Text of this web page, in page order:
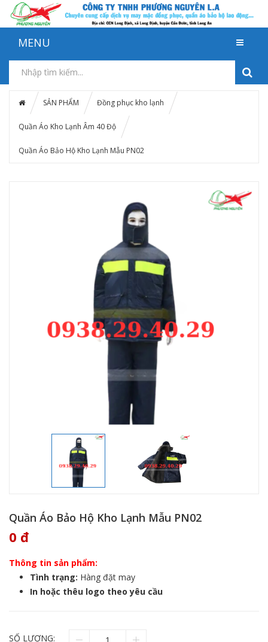
MENU
SẢN PHẨM Đồng phục kho lạnh
Quần Áo Kho Lạnh Âm 40 Độ
Quần Áo Bảo Hộ Kho Lạnh Mẫu PN02
Quần Áo Bảo Hộ Kho Lạnh Mẫu PN02
0 đ
Thông tin sản phẩm:
Tình trạng: Hàng đặt may
In hoặc thêu logo theo yêu cầu
SỐ LƯỢNG: